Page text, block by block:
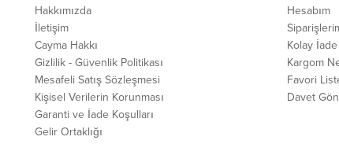
Hakkımızda
İletişim
Cayma Hakkı
Gizlilik - Güvenlik Politikası
Mesafeli Satış Sözleşmesi
Kişisel Verilerin Korunması
Garanti ve İade Koşulları
Gelir Ortaklığı
Hesabım
Kolay İade
Kargom
Favori
Davet